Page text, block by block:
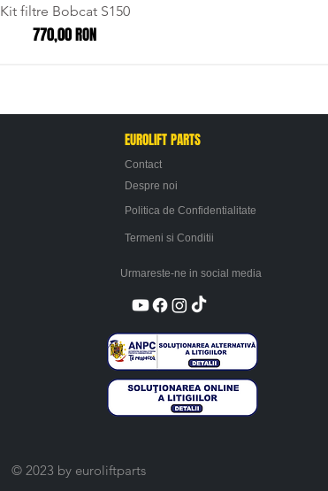
Kit filtre Bobcat S150
Preț
770,00 RON
EUROLIFT PARTS
Contact
Despre noi
Politica de Confidentialitate
Termeni si Conditii
Urmareste-ne in social media
© 2023 by euroliftparts